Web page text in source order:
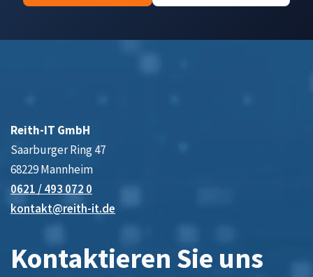
Reith-IT GmbH
Saarburger Ring 47
68229 Mannheim
0621 / 493 072 0
kontakt@reith-it.de
Kontaktieren Sie uns